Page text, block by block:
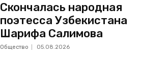
Скончалась народная
поэтесса Узбекистана
Шарифа Салимова
Общество 05.08.2026